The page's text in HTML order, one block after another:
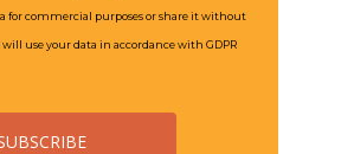
for commercial purposes or share it without
use your data in accordance with GDPR